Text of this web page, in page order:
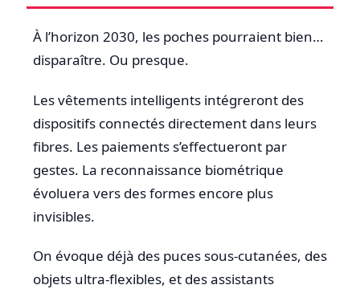
À l’horizon 2030, les poches pourraient bien…
disparaître. Ou presque.
Les vêtements intelligents intégreront des
dispositifs connectés directement dans leurs
fibres. Les paiements s’effectueront par
gestes. La reconnaissance biométrique
évoluera vers des formes encore plus
invisibles.
On évoque déjà des puces sous-cutanées, des
objets ultra-flexibles, et des assistants